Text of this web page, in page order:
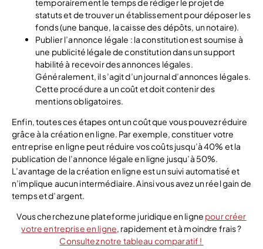
temporairement le temps de rédiger le projet de
statuts et de trouver un établissement pour déposer les
fonds (une banque, la caisse des dépôts, un notaire).
Publier l’annonce légale : la constitution est soumise à
une publicité légale de constitution dans un support
habilité à recevoir des annonces légales.
Généralement, il s’agit d’un journal d’annonces légales.
Cette procédure a un coût et doit contenir des
mentions obligatoires.
Enfin, toutes ces étapes ont un coût que vous pouvez réduire
grâce à la création en ligne. Par exemple, constituer votre
entreprise en ligne peut réduire vos coûts jusqu’à 40% et la
publication de l’annonce légale en ligne jusqu’à 50%.
L’avantage de la création en ligne est un suivi automatisé et
n’implique aucun intermédiaire. Ainsi vous avez un réel gain de
temps et d’argent.
Vous cherchez une plateforme juridique en ligne pour créer
votre entreprise en ligne, rapidement et à moindre frais ?
Consultez notre tableau comparatif !